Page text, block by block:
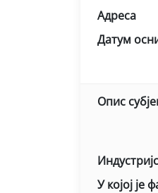
Адреса
Датум
Опис
У којој је